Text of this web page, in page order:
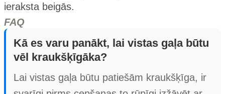
ieraksta beigās.
FAQ
Kā es varu panākt, lai vistas gaļa būtu
vēl kraukšķīgāka?
Lai vistas gaļa būtu patiešām kraukšķīga, ir